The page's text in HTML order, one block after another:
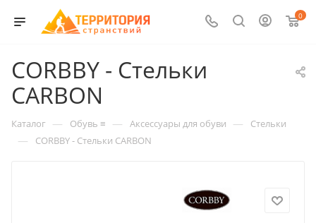
0
CORBBY - Стельки
CARBON
Каталог — Обувь ≡ — Аксессуары для обуви — Стельки
— CORBBY - Стельки CARBON